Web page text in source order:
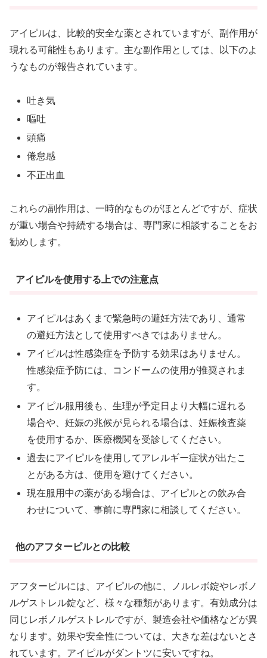
アイピルは、比較的安全な薬とされていますが、副作用が
現れる可能性もあります。主な副作用としては、以下のよ
うなものが報告されています。
吐き気
嘔吐
頭痛
倦怠感
不正出血
これらの副作用は、一時的なものがほとんどですが、症状
が重い場合や持続する場合は、専門家に相談することをお
勧めします。
アイピルを使用する上での注意点
アイピルはあくまで緊急時の避妊方法であり、通常
の避妊方法として使用すべきではありません。
アイピルは性感染症を予防する効果はありません。
性感染症予防には、コンドームの使用が推奨されま
す。
アイピル服用後も、生理が予定日より大幅に遅れる
場合や、妊娠の兆候が見られる場合は、妊娠検査薬
を使用するか、医療機関を受診してください。
過去にアイピルを使用してアレルギー症状が出たこ
とがある方は、使用を避けてください。
現在服用中の薬がある場合は、アイピルとの飲み合
わせについて、事前に専門家に相談してください。
他のアフターピルとの比較
アフターピルには、アイピルの他に、ノルレボ錠やレボノ
ルゲストレル錠など、様々な種類があります。有効成分は
同じレボノルゲストレルですが、製造会社や価格などが異
なります。効果や安全性については、大きな差はないとさ
れています。アイピルがダントツに安いですね。